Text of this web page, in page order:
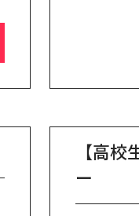
【高
ー